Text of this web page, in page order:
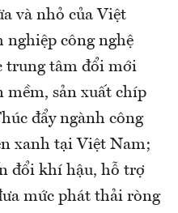
và nhỏ của Việt
nghiệp công nghệ
trung tâm đổi mới
mềm, sản xuất chíp
đẩy ngành công
xanh tại Việt Nam;
đổi khí hậu, hỗ trợ
mức phát thải ròng